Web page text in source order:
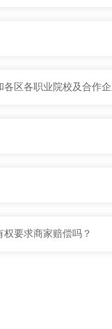
区各职业院校及合作
要求商家赔偿吗？